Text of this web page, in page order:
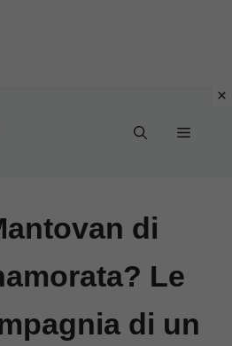
Menu
di
Le
di un